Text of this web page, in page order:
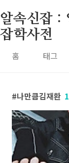
알속신잡 :
잡학사전
홈 태그
나만큼김재환 1